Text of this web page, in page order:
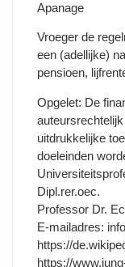
Apanage
Vroeger de
een (adellijke)
pensioen,
Opgelet: De
uitdrukkelijke
doeleinden
Dipl.rer.oec.
Professor Dr.
E-mailadres:
https://
https://